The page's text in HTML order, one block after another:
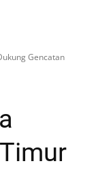
Gencatan